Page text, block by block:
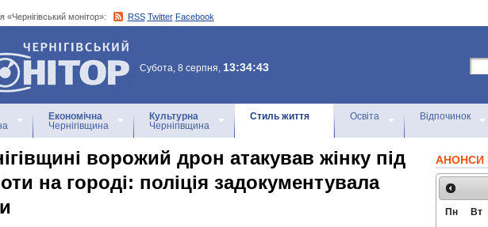
«Чернігівський монітор»: RSS Twitter Facebook
монітор»
Субота, 8 серпня, 13:34:43
Економічна
Чернігівщина
Культурна
Чернігівщина
Стиль життя Освіта Відпочинок
ворожий дрон атакував жінку під
на городі: поліція задокументувала
АНОНСИ
Пн Вт